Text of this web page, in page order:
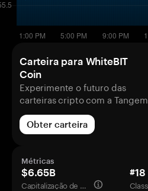
Carteira para WhiteBIT
Coin
Experimente o futuro das
carteiras cripto com a Tangem
Obter carteira
Métricas
$6.65B
Capitalização de mercado
#18